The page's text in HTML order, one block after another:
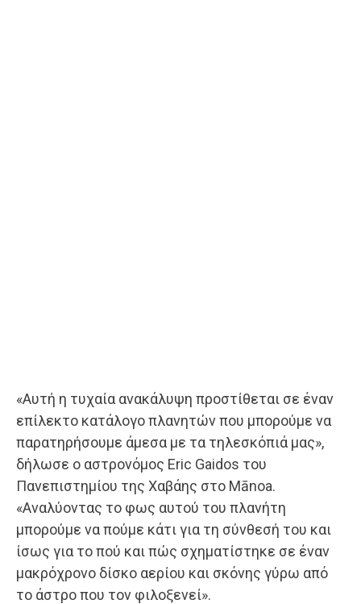
«Αυτή η τυχαία ανακάλυψη προστίθεται σε έναν
επίλεκτο κατάλογο πλανητών που μπορούμε να
παρατηρήσουμε άμεσα με τα τηλεσκόπιά μας»,
δήλωσε ο αστρονόμος Eric Gaidos του
Πανεπιστημίου της Χαβάης στο Mānoa.
«Αναλύοντας το φως αυτού του πλανήτη
μπορούμε να πούμε κάτι για τη σύνθεσή του και
ίσως για το πού και πώς σχηματίστηκε σε έναν
μακρόχρονο δίσκο αερίου και σκόνης γύρω από
το άστρο που τον φιλοξενεί».